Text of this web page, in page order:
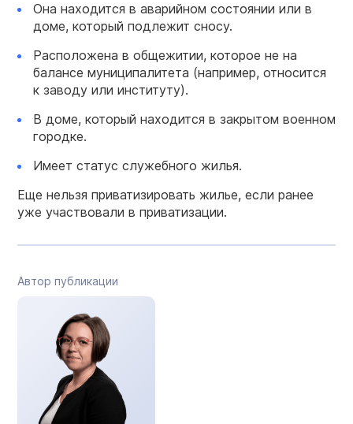
Она находится в аварийном состоянии или в
доме, который подлежит сносу.
Расположена в общежитии, которое не на
балансе муниципалитета (например, относится
к заводу или институту).
В доме, который находится в закрытом военном
городке.
Имеет статус служебного жилья.
Еще нельзя приватизировать жилье, если ранее
уже участвовали в приватизации.
Автор публикации